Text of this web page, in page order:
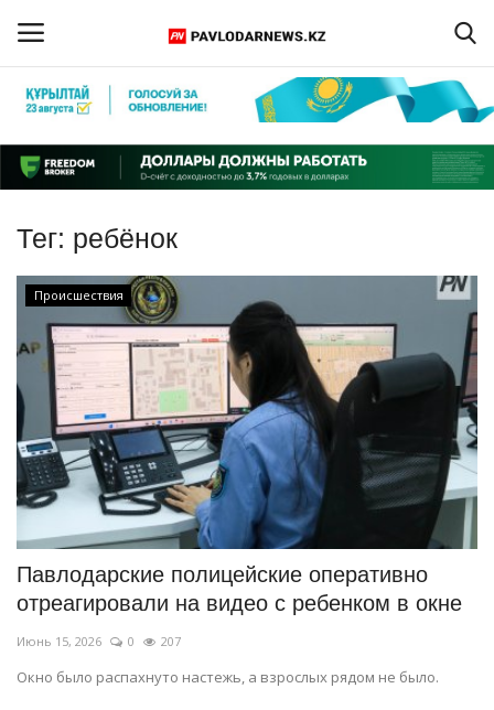
Регистрация
Главная
Обратная связь
ПАВЛОДАРСКАЯ ОБЛАСТЬ
КАЗАХСТАН
МИР
СПЕЦПРОЕКТЫ
СПОРТ
Чек-лист
РАЗВЛЕЧЕНИЯ
Тег: ребёнок
Происшествия
Павлодарские полицейские оперативно
отреагировали на видео с ребенком в окне
Июнь 15, 2026 0 207
Окно было распахнуто настежь, а взрослых рядом не было.